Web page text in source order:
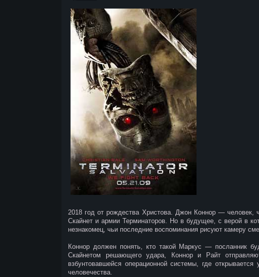
2018 год от рождества Христова. Джон Коннор — человек,
Скайнет и армии Терминаторов. Но в будущее, с верой в
незнакомец, чьи последние воспоминания рисуют камеру
Коннор должен понять, кто такой Маркус — посланник
Скайнетом решающего удара, Коннор и Райт
взбунтовавшейся операционной системы, где
человечества.